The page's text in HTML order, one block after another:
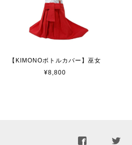
【KIMONOボトルカバー】巫女
¥8,800